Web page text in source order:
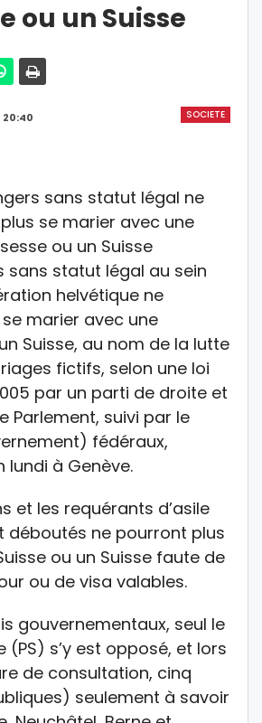
ou un Suisse
SOCIETE
20:40
sans statut légal au sein
helvétique ne
marier avec une
Suisse, au nom de la lutte
fictifs, selon une loi
par un parti de droite et
Parlement, suivi par le
fédéraux,
à Genève.
et les requérants d’asile
déboutés ne pourront plus
ou un Suisse faute de
ou de visa valables.
gouvernementaux, seul le
(PS) s’y est opposé, et lors
de consultation, cinq
seulement à savoir